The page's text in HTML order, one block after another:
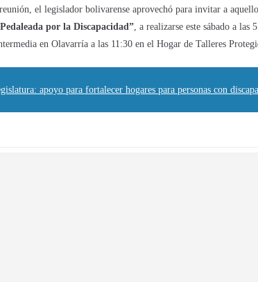
el legislador bolivarense aprovechó para invitar a
por la Discapacidad”, a realizarse este sábado a
en Olavarría a las 11:30 en el Hogar de Talleres
apoyo para fortalecer hogares para personas con